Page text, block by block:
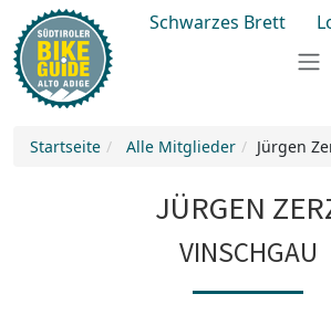
Schwarzes Brett
Startseite Alle Mitglieder Jürgen
JÜRGEN
VINSCHGAU